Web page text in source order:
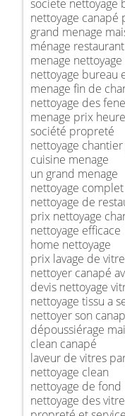
societe nettoyage
nettoyage canapé
grand menage
ménage restaurant
menage nettoyage
nettoyage bureau
menage fin de
nettoyage des
menage prix heure
société propreté
nettoyage
cuisine menage
un grand menage
nettoyage
nettoyage de
prix nettoyage
nettoyage efficace
home nettoyage
prix lavage de
nettoyer canapé
devis nettoyage
nettoyage tissu a
nettoyer son
dépoussiérage
clean canapé
laveur de vitres
nettoyage clean
nettoyage de fond
nettoyage des